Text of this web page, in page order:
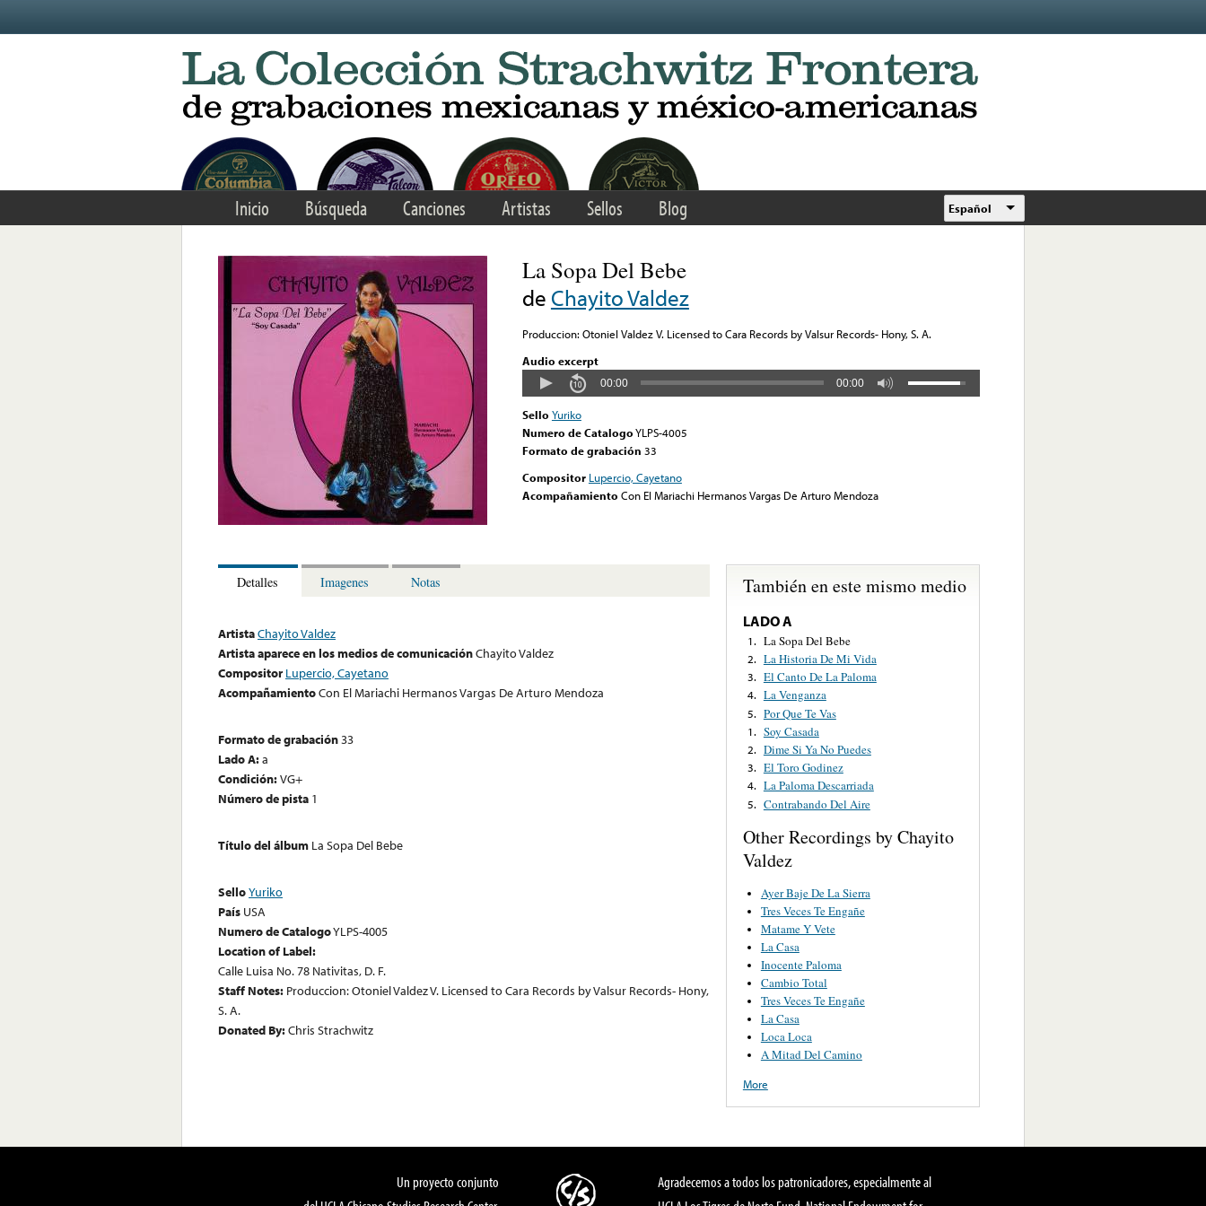
Inicio Búsqueda Canciones Artistas Sellos Blog Español
La Sopa Del Bebe
de Chayito Valdez
Produccion: Otoniel Valdez V. Licensed to Cara Records by Valsur Records- Hony, S. A.
Audio excerpt
00:00 00:00
Sello Yuriko
Numero de CatalogoYLPS-4005
Formato de grabación 33
Compositor Lupercio, Cayetano
Acompañamiento Con El Mariachi Hermanos Vargas De Arturo Mendoza
Detalles Imagenes Notas
ArtistaChayito Valdez
Artista aparece en los medios de comunicaciónChayito Valdez
Compositor Lupercio, Cayetano
AcompañamientoCon El Mariachi Hermanos Vargas De Arturo Mendoza
Formato de grabación33
Lado A:a
Condición:VG+
Número de pista 1
Título del álbum La Sopa Del Bebe
SelloYuriko
País USA
Numero de CatalogoYLPS-4005
Location of Label:
Calle Luisa No. 78 Nativitas, D. F.
Staff Notes: Produccion: Otoniel Valdez V. Licensed to Cara Records by Valsur Records- Hony,
S. A.
Donated By:Chris Strachwitz
También en este mismo medio
LADO A
1. La Sopa Del Bebe
2. La Historia De Mi Vida
3. El Canto De La Paloma
4. La Venganza
5. Por Que Te Vas
1. Soy Casada
2. Dime Si Ya No Puedes
3. El Toro Godinez
4. La Paloma Descarriada
5. Contrabando Del Aire
Other Recordings by Chayito
Valdez
Ayer Baje De La Sierra
Tres Veces Te Engañe
Matame Y Vete
La Casa
Inocente Paloma
Cambio Total
Tres Veces Te Engañe
La Casa
Loca Loca
A Mitad Del Camino
More
Un proyecto conjunto
Agradecemos a todos los patronicadores, especialmente al